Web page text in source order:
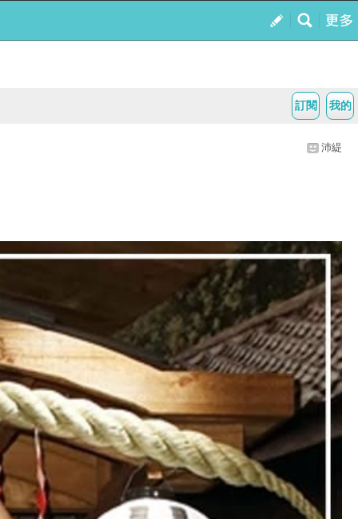
我的
訂閱
沛緹